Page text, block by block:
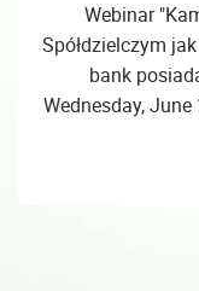
Webinar
Spółdzielczym
bank
Wednesday,